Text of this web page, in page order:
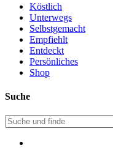
Köstlich
Unterwegs
Selbstgemacht
Empfiehlt
Entdeckt
Persönliches
Shop
Suche